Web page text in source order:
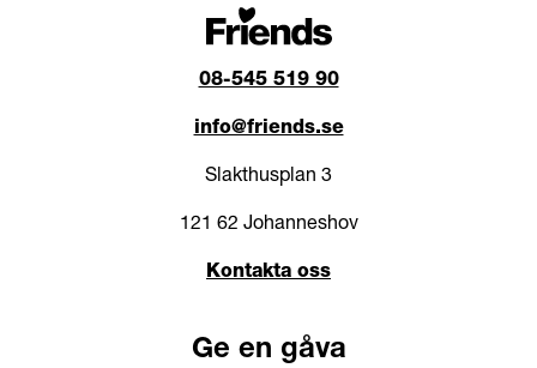
08-545 519 90
info@friends.se
Slakthusplan 3
121 62 Johanneshov
Kontakta oss
Ge en gåva